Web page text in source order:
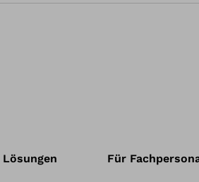
Lösungen Für